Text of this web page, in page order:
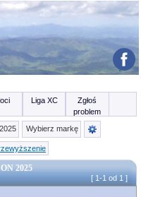
Liga XC
Zgłoś
problem
Wybierz markę
2025
[ 1-1 od 1 ]